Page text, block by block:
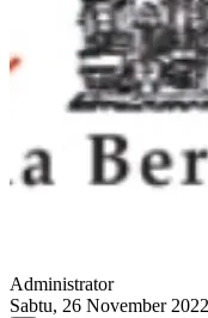
Administrator
Sabtu, 26 November